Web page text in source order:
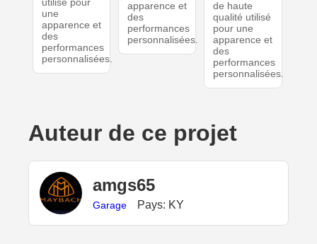
une
apparence et
des
performances
personnalisées.
apparence et
des
performances
personnalisées.
de haute
qualité utilisé
pour une
apparence et
des
performances
personnalisées.
Auteur de ce projet
amgs65
Garage Pays: KY